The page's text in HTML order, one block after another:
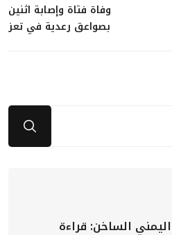
وفاة فتاة وإصابة اثنين
بصواعق رعدية في تعز
الساخن: قراءة